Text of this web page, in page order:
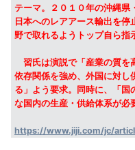
テーマ。２０１０年の沖縄県
日本へのレアアース輸出を
野で取れるようトップ自ら指
習氏は演説で「産業の質を
依存関係を強め、外国に対し
る」よう要求。同時に、「国
な国内の生産・供給体系が必
https://www.jiji.com/jc/